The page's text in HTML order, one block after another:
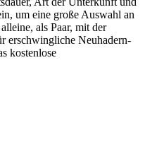
um eine große Auswahl an
als Paar, mit der
erschwingliche Neuhadern-
kostenlose